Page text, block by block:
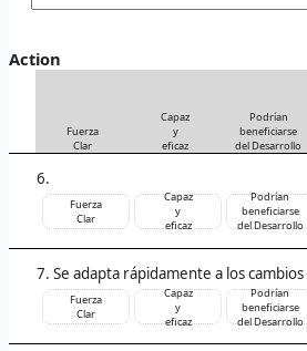
Action
Fuerza
Clar
Capaz
y
eficaz
Podrían
beneficiarse
del Desarrollo
Fuerza
Clar
Capaz
y
eficaz
Podrían
beneficiarse
del Desarrollo
Se adapta rápidamente a los
Fuerza
Clar
Capaz
y
eficaz
Podrían
beneficiarse
del Desarrollo